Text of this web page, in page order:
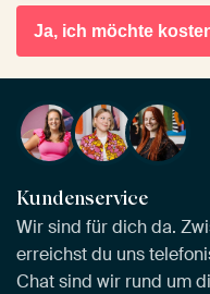
Ja, ich möchte
Kundenservice
Wir sind für dich da.
erreichst du uns
Chat sind wir rund um